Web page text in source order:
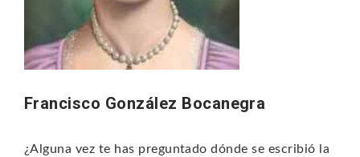
Francisco González Bocanegra
¿Alguna vez te has preguntado dónde se escribió la